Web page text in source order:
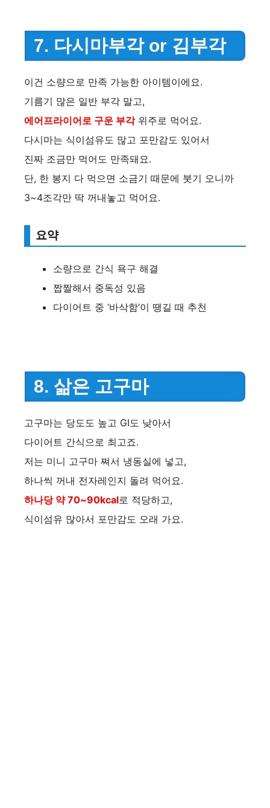
7. 다시마부각 or 김부각
이건 소량으로 만족 가능한 아이템이에요.
기름기 많은 일반 부각 말고,
에어프라이어로 구운 부각위주로 먹어요.
다시마는 식이섬유도 많고 포만감도 있어서
진짜 조금만 먹어도 만족돼요.
단, 한 봉지 다 먹으면 소금기 때문에 붓기 오니까
3~4조각만 딱 꺼내놓고 먹어요.
요약
소량으로 간식 욕구 해결
짭짤해서 중독성 있음
다이어트 중 ‘바삭함’이 땡길 때 추천
8. 삶은 고구마
고구마는 당도도 높고 GI도 낮아서
다이어트 간식으로 최고죠.
저는 미니 고구마 쪄서 냉동실에 넣고,
하나씩 꺼내 전자레인지 돌려 먹어요.
하나당 약 70~90kcal로 적당하고,
식이섬유 많아서 포만감도 오래 가요.